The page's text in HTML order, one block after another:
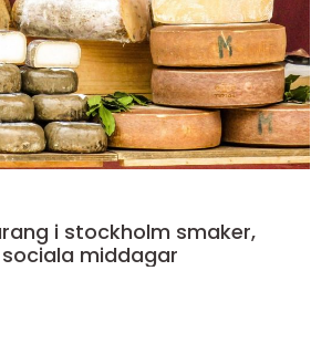
i stockholm smaker,
middagar